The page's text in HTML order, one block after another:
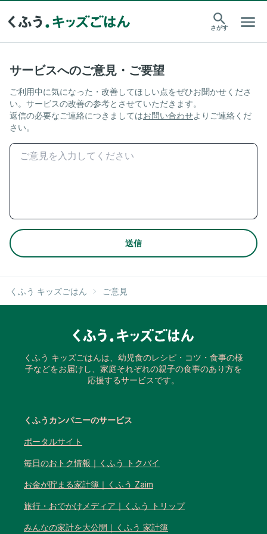
さがす
サービスへのご意見・ご要望
ご利用中に気になった・改善してほしい点をぜひお聞かせくださ
い。サービスの改善の参考とさせていただきます。
返信の必要なご連絡につきましてはお問い合わせよりご連絡くだ
さい。
送信
くふう キッズごはん ご意見
くふう キッズごはんは、幼児食のレシピ・コツ・食事の様
子などをお届けし、家庭それぞれの親子の食事のあり方を
応援するサービスです。
くふうカンパニーのサービス
ポータルサイト
毎日のおトク情報｜くふう トクバイ
お金が貯まる家計簿｜くふう Zaim
旅行・おでかけメディア｜くふう トリップ
みんなの家計を大公開｜くふう 家計簿